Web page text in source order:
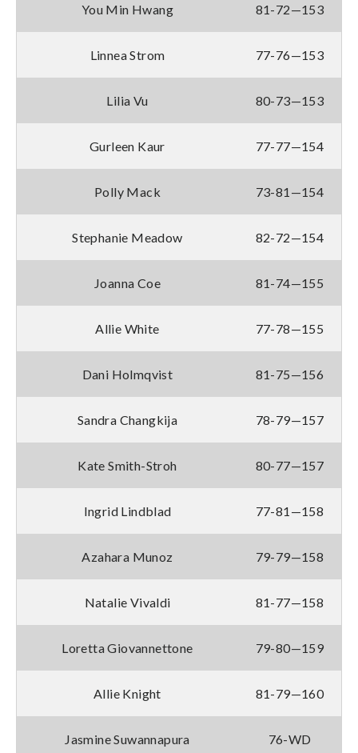
You Min Hwang 81-72—153
Linnea Strom 77-76—153
Lilia Vu 80-73—153
Gurleen Kaur 77-77—154
Polly Mack 73-81—154
Stephanie Meadow 82-72—154
Joanna Coe 81-74—155
Allie White 77-78—155
Dani Holmqvist 81-75—156
Sandra Changkija 78-79—157
Kate Smith-Stroh 80-77—157
Ingrid Lindblad 77-81—158
Azahara Munoz 79-79—158
Natalie Vivaldi 81-77—158
Loretta Giovannettone 79-80—159
Allie Knight 81-79—160
Jasmine Suwannapura 76-WD